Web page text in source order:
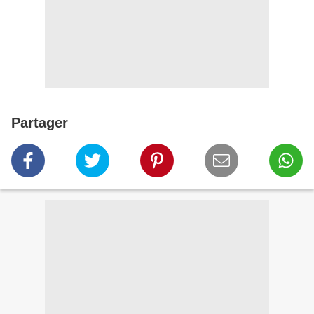
Partager